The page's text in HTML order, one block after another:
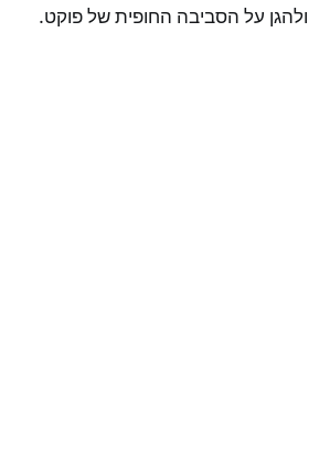
ולהגן על הסביבה החופית של פוקט.